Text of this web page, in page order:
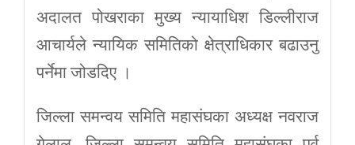
अदालत पोखराका मुख्य न्यायाधिश डिल्लीराज
आचार्यले न्यायिक समितिको क्षेत्राधिकार बढाउनु
पर्नेमा जोडदिए ।
जिल्ला समन्वय समिति महासंघका अध्यक्ष नवराज